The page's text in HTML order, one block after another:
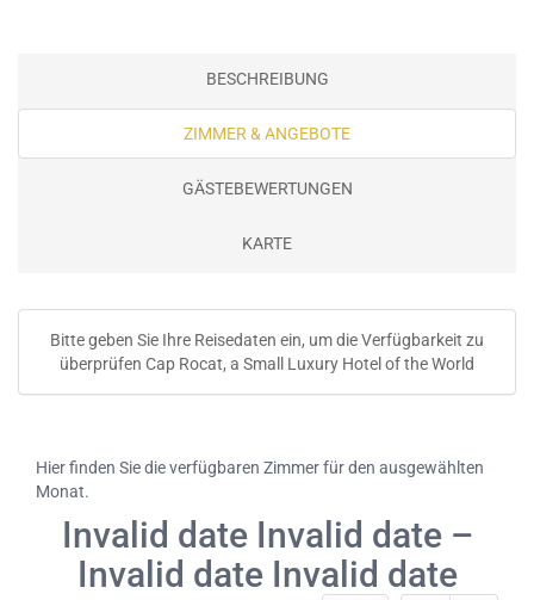
BESCHREIBUNG
ZIMMER & ANGEBOTE
GÄSTEBEWERTUNGEN
KARTE
Bitte geben Sie Ihre Reisedaten ein, um die Verfügbarkeit zu
überprüfen Cap Rocat, a Small Luxury Hotel of the World
Hier finden Sie die verfügbaren Zimmer für den ausgewählten
Monat.
Invalid date Invalid date –
Invalid date Invalid date